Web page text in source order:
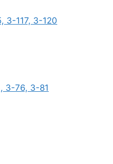
3-117, 3-120
3-76, 3-81